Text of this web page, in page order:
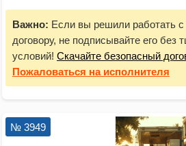
Важно: Если вы решили работать с
договору, не подписывайте его без
условий! Скачайте безопасный
Пожаловаться на исполнителя
№ 3949